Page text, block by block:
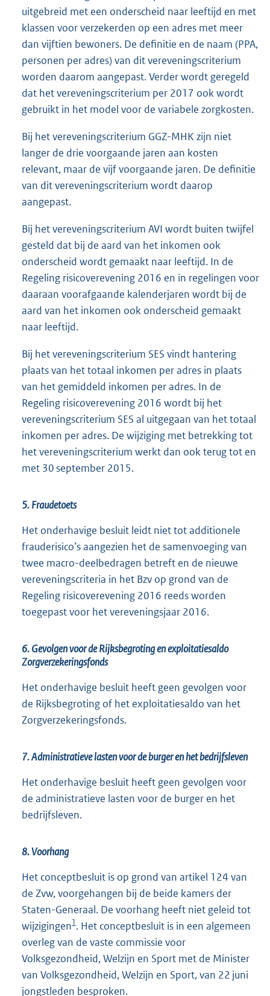
uitgebreid met een onderscheid naar leeftijd en met
klassen voor verzekerden op een adres met meer
dan vijftien bewoners. De definitie en de naam (PPA,
personen per adres) van dit vereveningscriterium
worden daarom aangepast. Verder wordt geregeld
dat het vereveningscriterium per 2017 ook wordt
gebruikt in het model voor de variabele zorgkosten.
Bij het vereveningscriterium GGZ-MHK zijn niet
langer de drie voorgaande jaren aan kosten
relevant, maar de vijf voorgaande jaren. De definitie
van dit vereveningscriterium wordt daarop
aangepast.
Bij het vereveningscriterium AVI wordt buiten twijfel
gesteld dat bij de aard van het inkomen ook
onderscheid wordt gemaakt naar leeftijd. In de
Regeling risicoverevening 2016 en in regelingen voor
daaraan voorafgaande kalenderjaren wordt bij de
aard van het inkomen ook onderscheid gemaakt
naar leeftijd.
Bij het vereveningscriterium SES vindt hantering
plaats van het totaal inkomen per adres in plaats
van het gemiddeld inkomen per adres. In de
Regeling risicoverevening 2016 wordt bij het
vereveningscriterium SES al uitgegaan van het totaal
inkomen per adres. De wijziging met betrekking tot
het vereveningscriterium werkt dan ook terug tot en
met 30 september 2015.
5. Fraudetoets
Het onderhavige besluit leidt niet tot additionele
frauderisico’s aangezien het de samenvoeging van
twee macro-deelbedragen betreft en de nieuwe
vereveningscriteria in het Bzv op grond van de
Regeling risicoverevening 2016 reeds worden
toegepast voor het vereveningsjaar 2016.
6. Gevolgen voor de Rijksbegroting en exploitatiesaldo
Zorgverzekeringsfonds
Het onderhavige besluit heeft geen gevolgen voor
de Rijksbegroting of het exploitatiesaldo van het
Zorgverzekeringsfonds.
7. Administratieve lasten voor de burger en het bedrijfsleven
Het onderhavige besluit heeft geen gevolgen voor
de administratieve lasten voor de burger en het
bedrijfsleven.
8. Voorhang
Het conceptbesluit is op grond van artikel 124 van
de Zvw, voorgehangen bij de beide kamers der
Staten-Generaal. De voorhang heeft niet geleid tot
wijzigingen1. Het conceptbesluit is in een algemeen
overleg van de vaste commissie voor
Volksgezondheid, Welzijn en Sport met de Minister
van Volksgezondheid, Welzijn en Sport, van 22 juni
jongstleden besproken.